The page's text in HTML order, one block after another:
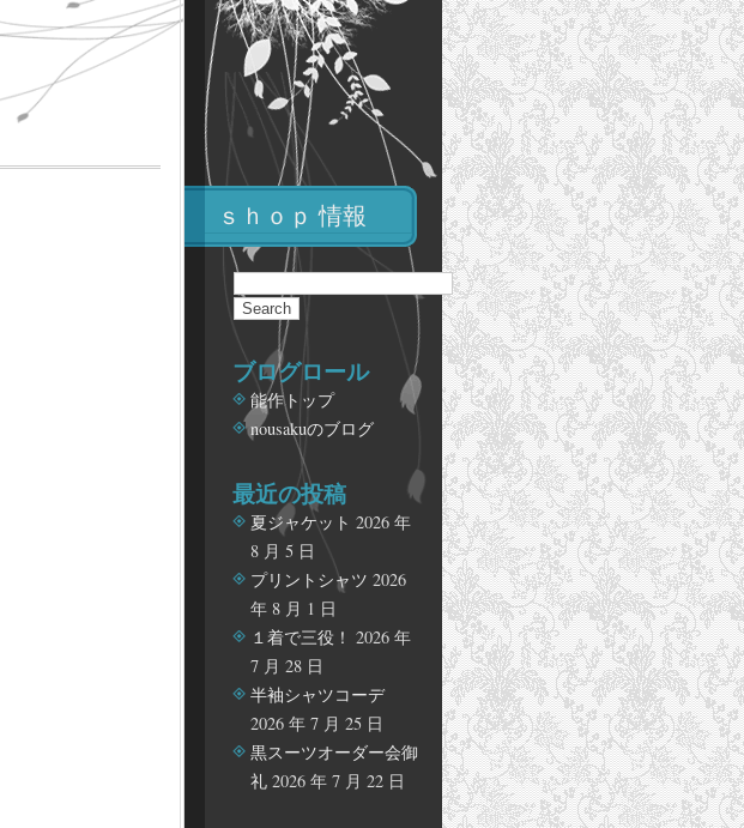
ｓｈｏｐ 情報
ブログロール
能作トップ
nousakuのブログ
最近の投稿
夏ジャケット 2026 年
8 月 5 日
プリントシャツ 2026
年 8 月 1 日
１着で三役！ 2026 年
7 月 28 日
半袖シャツコーデ
2026 年 7 月 25 日
黒スーツオーダー会御
礼 2026 年 7 月 22 日